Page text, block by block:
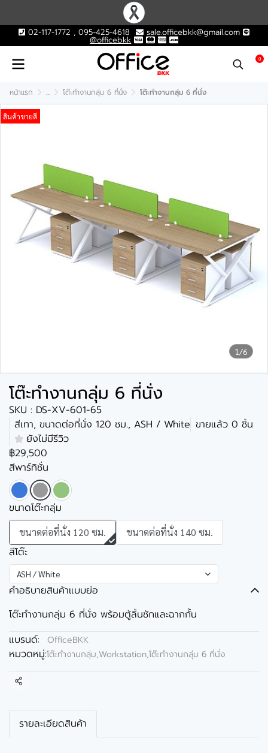
02-117-1772 , 095-425-4618 sale.officebkk@gmail.com
@officebkk
0
หน้าแรก ... โต๊ะทำงานกลุ่ม 6 ที่นั่ง โต๊ะทำงานกลุ่ม 6 ที่นั่ง
1/6
สินค้าขายดี
โต๊ะทำงานกลุ่ม 6 ที่นั่ง
SKU : DS-XV-601-65
สีเทา, ขนาดต่อที่นั่ง 120 ซม., ASH / White ขายแล้ว 0 ชิ้น
ยังไม่มีรีวิว
฿29,500
สีพาร์ทิชั่น
ขนาดโต๊ะกลุ่ม
ขนาดต่อที่นั่ง 120 ซม. ขนาดต่อที่นั่ง 140 ซม.
สีโต๊ะ
ASH / White
คำอธิบายสินค้าแบบย่อ
โต๊ะทำงานกลุ่ม 6 ที่นั่ง พร้อมตู้ลิ้นชักและฉากกั้น
แบรนด์:
OfficeBKK
หมวดหมู่:โต๊ะทำงานกลุ่ม,Workstation,โต๊ะทำงานกลุ่ม 6 ที่นั่ง
แชร์
รายละเอียดสินค้า